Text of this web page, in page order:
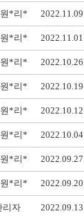
*리* 2022.11.09
*리* 2022.11.01
*리* 2022.10.26
*리* 2022.10.19
*리* 2022.10.12
*리* 2022.10.04
*리* 2022.09.27
*리* 2022.09.20
리자 2022.09.13